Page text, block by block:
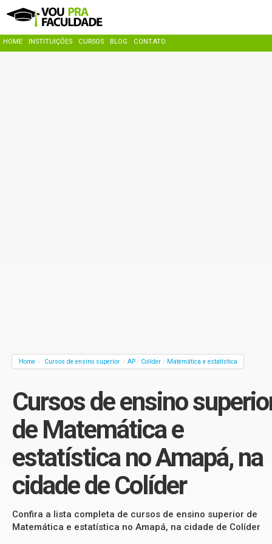
HOME INSTITUIÇÕES CURSOS BLOG CONTATO
Home / Cursos de ensino superior / AP / Colíder / Matemática e estatística
Cursos de ensino
de Matemática e
estatística no Amapá, na
cidade de Colíder
Confira a lista completa de cursos de ensino superior de
Matemática e estatística no Amapá, na cidade de Colíder